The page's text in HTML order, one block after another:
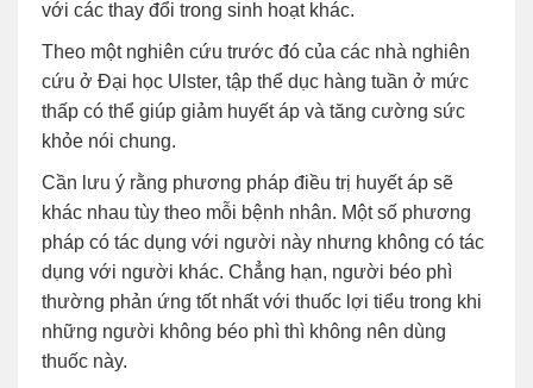
với các thay đổi trong sinh hoạt khác.
Theo một nghiên cứu trước đó của các nhà nghiên
cứu ở Đại học Ulster, tập thể dục hàng tuần ở mức
thấp có thể giúp giảm huyết áp và tăng cường sức
khỏe nói chung.
Cần lưu ý rằng phương pháp điều trị huyết áp sẽ
khác nhau tùy theo mỗi bệnh nhân. Một số phương
pháp có tác dụng với người này nhưng không có tác
dụng với người khác. Chẳng hạn, người béo phì
thường phản ứng tốt nhất với thuốc lợi tiểu trong khi
những người không béo phì thì không nên dùng
thuốc này.